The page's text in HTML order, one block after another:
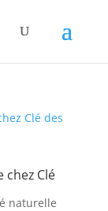
chez Clé
naturelle